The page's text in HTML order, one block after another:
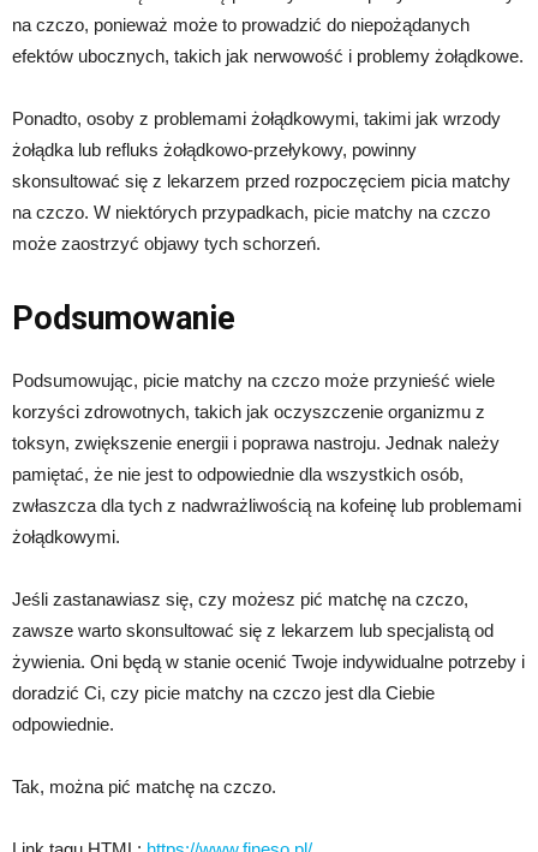
na czczo, ponieważ może to prowadzić do niepożądanych
efektów ubocznych, takich jak nerwowość i problemy żołądkowe.
Ponadto, osoby z problemami żołądkowymi, takimi jak wrzody
żołądka lub refluks żołądkowo-przełykowy, powinny
skonsultować się z lekarzem przed rozpoczęciem picia matchy
na czczo. W niektórych przypadkach, picie matchy na czczo
może zaostrzyć objawy tych schorzeń.
Podsumowanie
Podsumowując, picie matchy na czczo może przynieść wiele
korzyści zdrowotnych, takich jak oczyszczenie organizmu z
toksyn, zwiększenie energii i poprawa nastroju. Jednak należy
pamiętać, że nie jest to odpowiednie dla wszystkich osób,
zwłaszcza dla tych z nadwrażliwością na kofeinę lub problemami
żołądkowymi.
Jeśli zastanawiasz się, czy możesz pić matchę na czczo,
zawsze warto skonsultować się z lekarzem lub specjalistą od
żywienia. Oni będą w stanie ocenić Twoje indywidualne potrzeby i
doradzić Ci, czy picie matchy na czczo jest dla Ciebie
odpowiednie.
Tak, można pić matchę na czczo.